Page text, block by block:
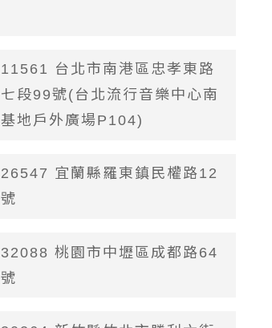
11561 台北市南港區忠孝東路
七段99號(台北流行音樂中心南
基地戶外廣場P104)
26547 宜蘭縣羅東鎮民權路12
號
32088 桃園市中壢區成都路64
號